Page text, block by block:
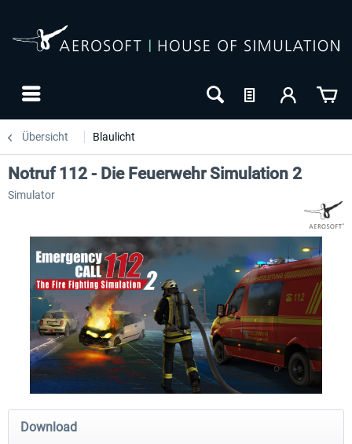
Übersicht Blaulicht
Einführungsrabatt
Notruf 112 - Die Feuerwehr Simulation
Global Rescue
Notruf 112 - Die Feuerwehr Simulation 2
Simulator
Download